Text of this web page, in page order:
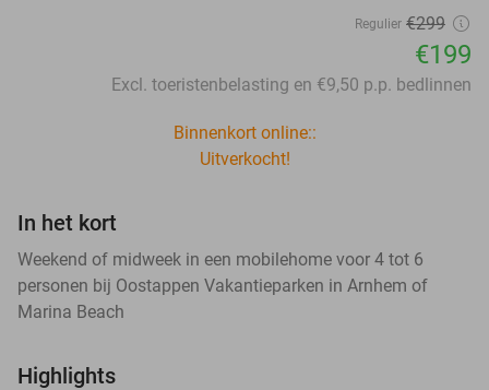
Regulier €299
€199
Excl. toeristenbelasting en €9,50 p.p. bedlinnen
Binnenkort online::
Uitverkocht!
In het kort
Weekend of midweek in een mobilehome voor 4 tot 6
personen bij Oostappen Vakantieparken in Arnhem of
Marina Beach
Highlights